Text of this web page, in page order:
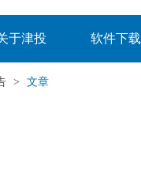
于津投 软件下载
> 文章